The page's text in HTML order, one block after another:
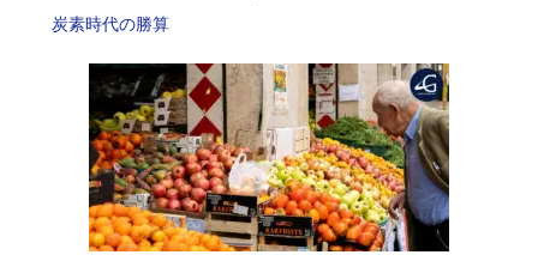
炭素時代の勝算